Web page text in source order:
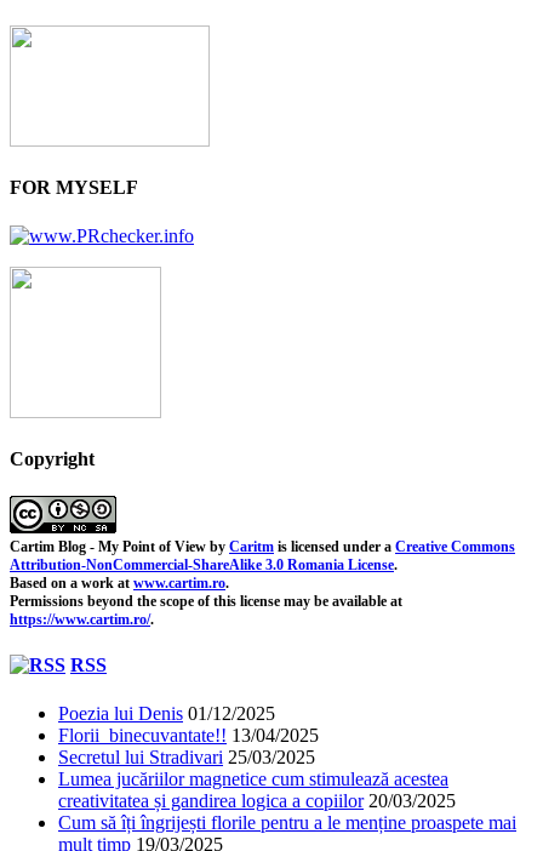
FOR MYSELF
Copyright
Cartim Blog - My Point of View by Caritm is licensed under a Creative Commons
Attribution-NonCommercial-ShareAlike 3.0 Romania License.
Based on a work at www.cartim.ro.
Permissions beyond the scope of this license may be available at
https://www.cartim.ro/.
RSS
Poezia lui Denis 01/12/2025
Florii binecuvantate!! 13/04/2025
Secretul lui Stradivari 25/03/2025
Lumea jucăriilor magnetice cum stimulează acestea
creativitatea și gandirea logica a copiilor 20/03/2025
Cum să îți îngrijești florile pentru a le menține proaspete mai
mult timp 19/03/2025